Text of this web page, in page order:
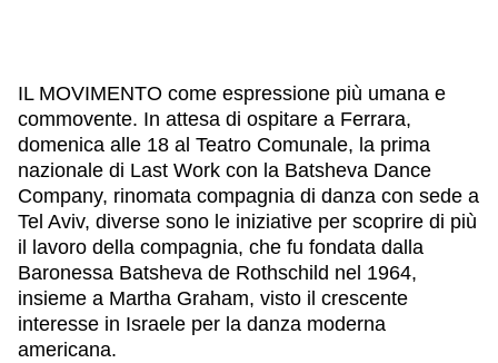
IL MOVIMENTO come espressione più umana e
commovente. In attesa di ospitare a Ferrara,
domenica alle 18 al Teatro Comunale, la prima
nazionale di Last Work con la Batsheva Dance
Company, rinomata compagnia di danza con sede a
Tel Aviv, diverse sono le iniziative per scoprire di più
il lavoro della compagnia, che fu fondata dalla
Baronessa Batsheva de Rothschild nel 1964,
insieme a Martha Graham, visto il crescente
interesse in Israele per la danza moderna
americana.